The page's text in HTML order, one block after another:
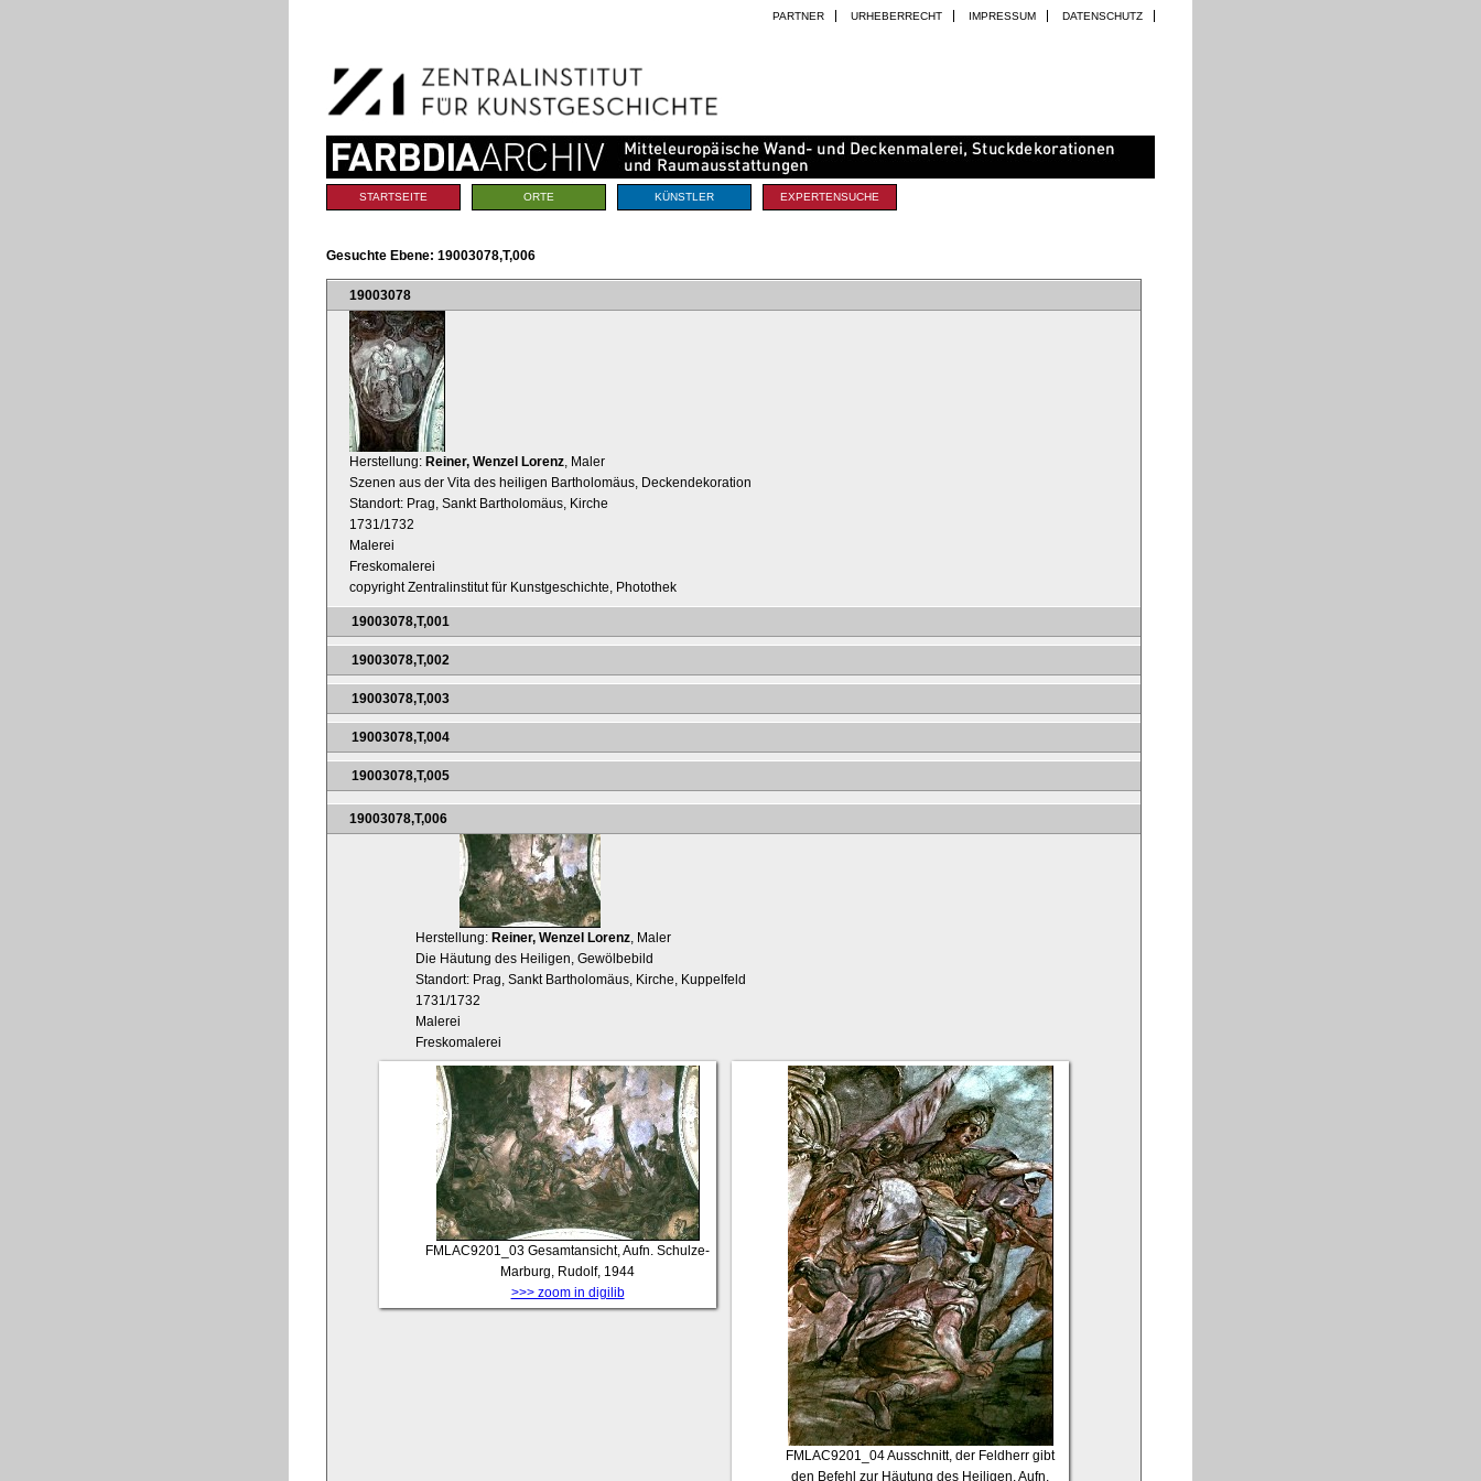
Navigation
PARTNER URHEBERRECHT IMPRESSUM DATENSCHUTZ
Sektionen
STARTSEITE ORTE KÜNSTLER EXPERTENSUCHE
Gesuchte Ebene: 19003078,T,006
19003078
Herstellung: Reiner, Wenzel Lorenz , Maler
Szenen aus der Vita des heiligen Bartholomäus, Deckendekoration
Standort: Prag, Sankt Bartholomäus, Kirche
1731/1732
Malerei
Freskomalerei
copyright Zentralinstitut für Kunstgeschichte, Photothek
19003078,T,001
19003078,T,002
19003078,T,003
19003078,T,004
19003078,T,005
19003078,T,006
Herstellung: Reiner, Wenzel Lorenz, Maler
Die Häutung des Heiligen, Gewölbebild
Standort: Prag, Sankt Bartholomäus, Kirche, Kuppelfeld
1731/1732
Malerei
Freskomalerei
FMLAC9201_03 Gesamtansicht, Aufn. Schulze-
Marburg, Rudolf, 1944
>>> zoom in digilib
FMLAC9201_04Ausschnitt, der Feldherr gibt
den Befehl zur Häutung des Heiligen, Aufn.